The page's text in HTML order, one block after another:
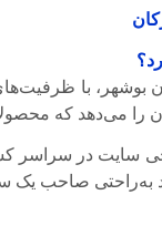
با
را می‌دهد که
سایت در سراسر
به‌راحتی صاحب یک